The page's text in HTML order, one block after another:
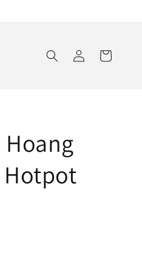
Log
in
Cart
Hoang
Hotpot